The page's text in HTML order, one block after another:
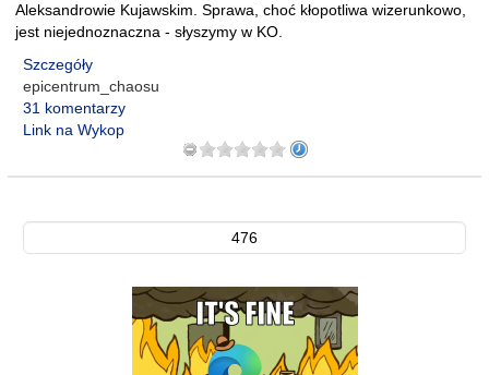
Aleksandrowie Kujawskim. Sprawa, choć kłopotliwa wizerunkowo,
jest niejednoznaczna - słyszymy w KO.
Szczegóły
epicentrum_chaosu
31 komentarzy
Link na Wykop
476